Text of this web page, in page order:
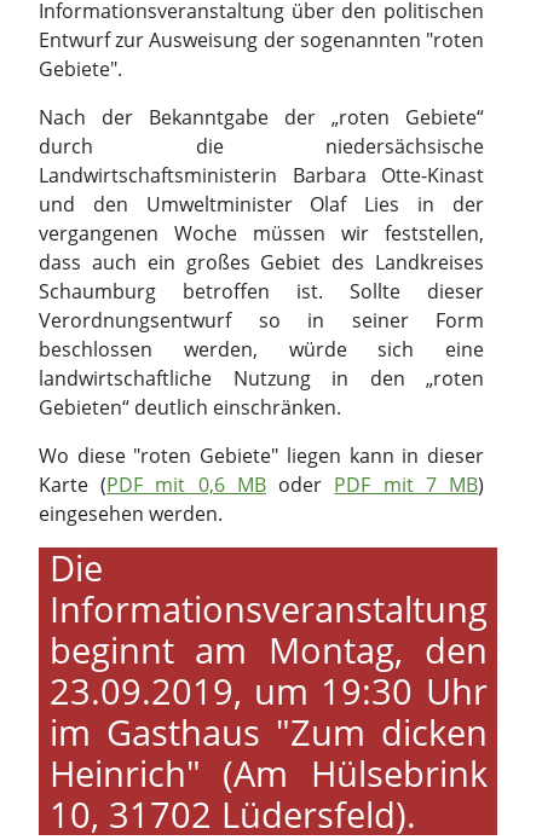
Informationsveranstaltung über den politischen
Entwurf zur Ausweisung der sogenannten "roten
Gebiete".
Nach der Bekanntgabe der „roten Gebiete“
durch die niedersächsische
Landwirtschaftsministerin Barbara Otte-Kinast
und den Umweltminister Olaf Lies in der
vergangenen Woche müssen wir feststellen,
dass auch ein großes Gebiet des Landkreises
Schaumburg betroffen ist. Sollte dieser
Verordnungsentwurf so in seiner Form
beschlossen werden, würde sich eine
landwirtschaftliche Nutzung in den „roten
Gebieten“ deutlich einschränken.
Wo diese "roten Gebiete" liegen kann in dieser
Karte (PDF mit 0,6 MBoder PDF mit 7 MB)
eingesehen werden.
Die
Informationsveranstaltung
beginnt am Montag, den
23.09.2019, um 19:30 Uhr
im Gasthaus "Zum dicken
Heinrich" (Am Hülsebrink
10, 31702 Lüdersfeld).